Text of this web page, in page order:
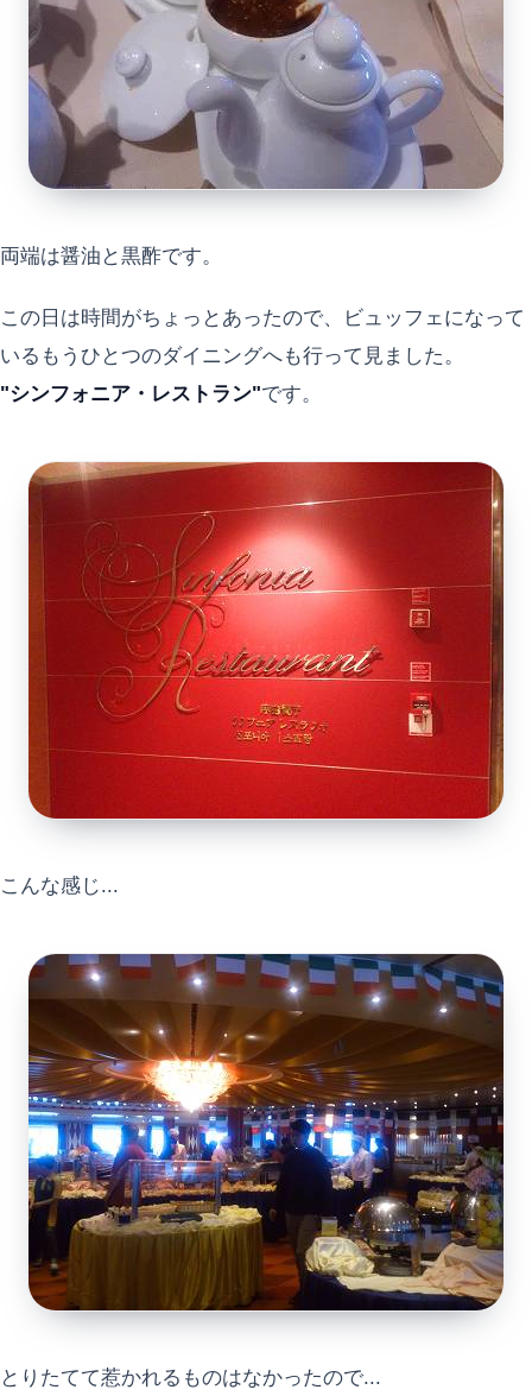
両端は醤油と黒酢です。
この日は時間がちょっとあったので、ビュッフェになって
いるもうひとつのダイニングへも行って見ました。
"シンフォニア・レストラン"です。
こんな感じ...
とりたてて惹かれるものはなかったので...